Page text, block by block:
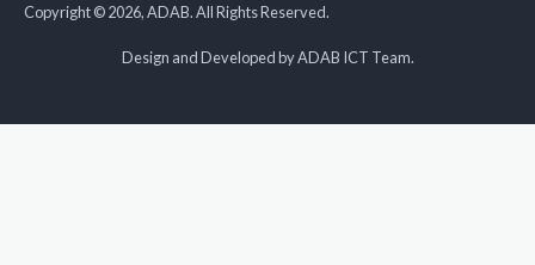
Copyright © 2026, ADAB. All Rights Reserved.
Design and Developed by ADAB ICT Team.